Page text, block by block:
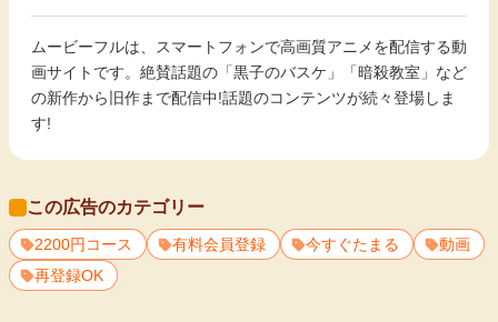
ムービーフルは、スマートフォンで高画質アニメを配信する動
画サイトです。絶賛話題の「黒子のバスケ」「暗殺教室」など
の新作から旧作まで配信中!話題のコンテンツが続々登場しま
す!
この広告のカテゴリー
2200円コース 有料会員登録 今すぐたまる
動画
再登録OK